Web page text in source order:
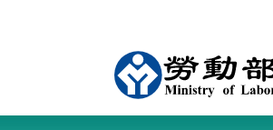
容
勞
動